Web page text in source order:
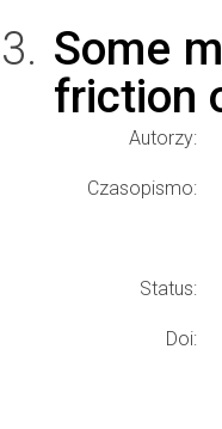
Some
friction
Autorzy:
Czasopismo:
Status:
Doi: